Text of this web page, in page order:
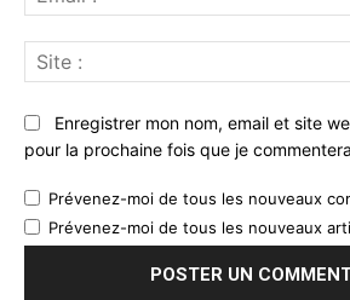
Enregistrer mon nom, email et site
pour la prochaine fois que je
Prévenez-moi de tous les nouveaux
Prévenez-moi de tous les nouveaux